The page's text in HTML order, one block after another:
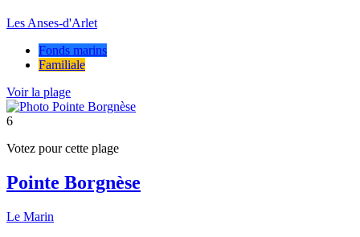
Les Anses-d'Arlet
Fonds marins
Familiale
Voir la plage
6
Votez pour cette plage
Pointe Borgnèse
Le Marin